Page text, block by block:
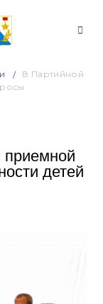
В Партийной
приемной
детей